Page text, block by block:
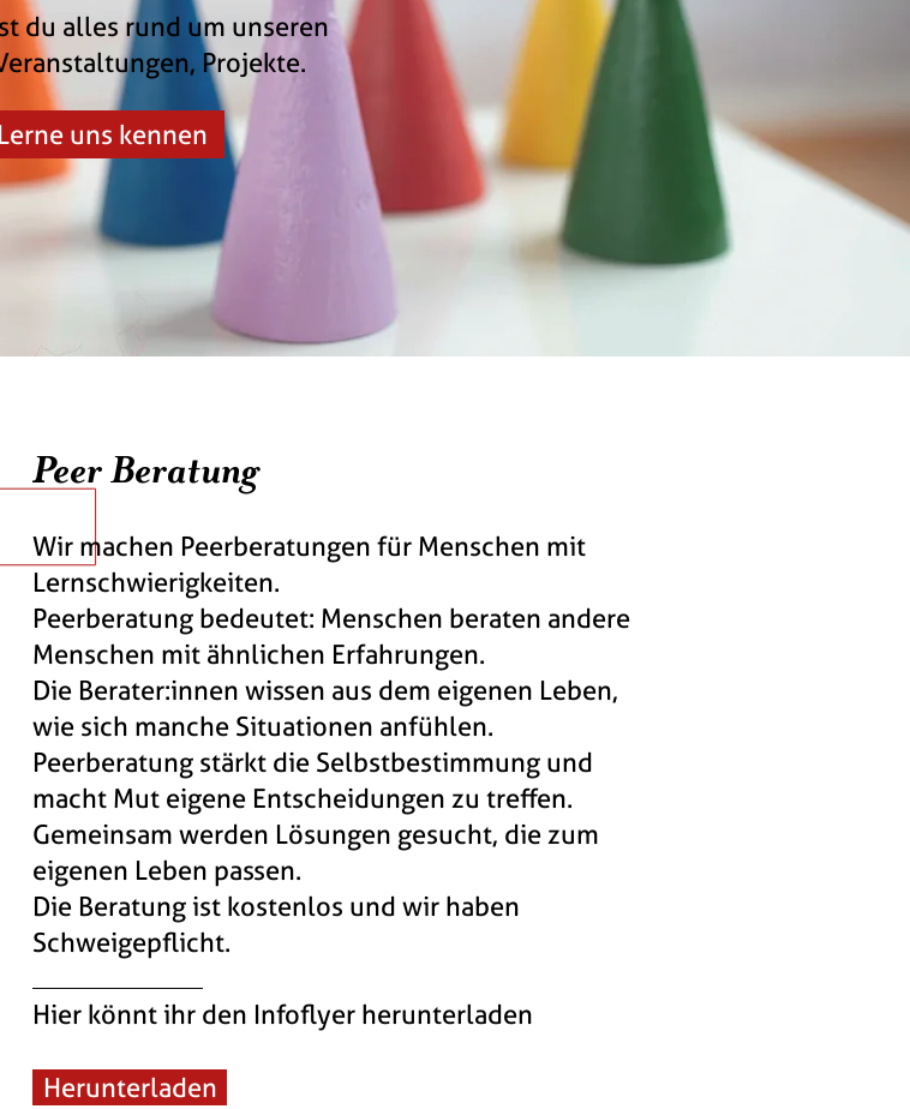
du alles rund um unseren
Projekte.
Lerne uns kennen
Peer Beratung
Wir machen Peerberatungen für Menschen mit
Lernschwierigkeiten.
Peerberatung bedeutet: Menschen beraten andere
Menschen mit ähnlichen Erfahrungen.
Die Berater:innen wissen aus dem eigenen Leben,
wie sich manche Situationen anfühlen.
Peerberatung stärkt die Selbstbestimmung und
macht Mut eigene Entscheidungen zu treffen.
Gemeinsam werden Lösungen gesucht, die zum
eigenen Leben passen.
Die Beratung ist kostenlos und wir haben
Schweigepflicht.
Hier könnt ihr den Infoflyer herunterladen
Herunterladen